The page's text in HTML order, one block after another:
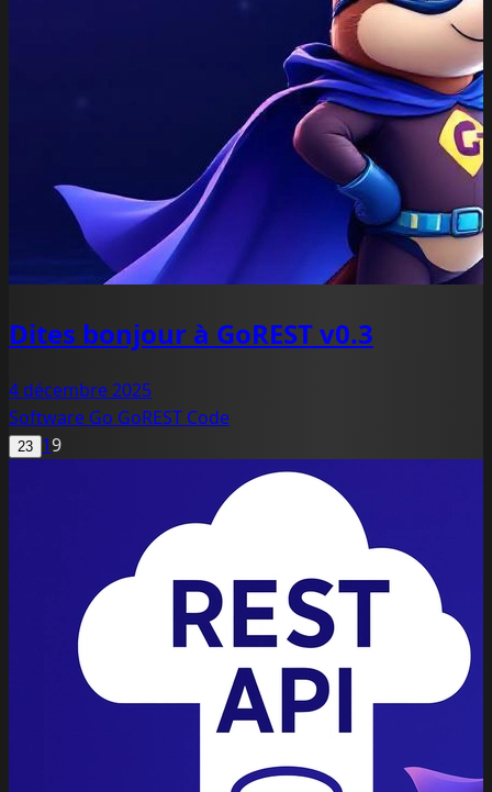
Dites bonjour à GoREST v0.3
4 décembre 2025
Software Go GoREST Code
23 19